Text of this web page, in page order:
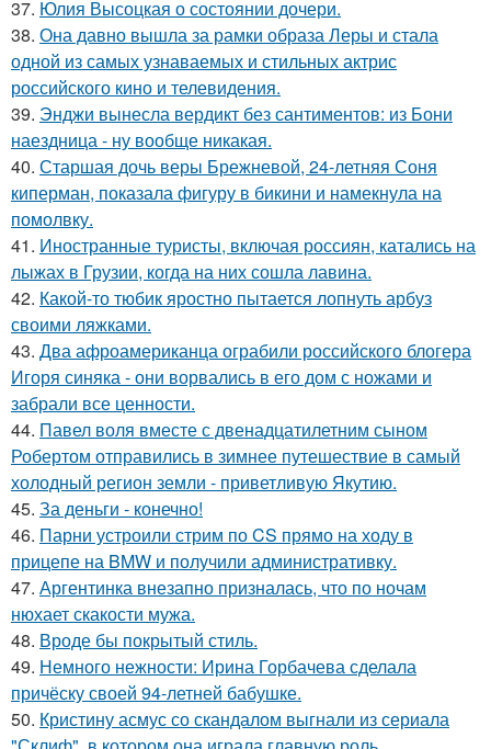
37. Юлия Высоцкая о состоянии дочери.
38. Она давно вышла за рамки образа Леры и стала
одной из самых узнаваемых и стильных актрис
российского кино и телевидения.
39. Энджи вынесла вердикт без сантиментов: из Бони
наездница - ну вообще никакая.
40. Старшая дочь веры Брежневой, 24-летняя Соня
киперман, показала фигуру в бикини и намекнула на
помолвку.
41. Иностранные туристы, включая россиян, катались на
лыжах в Грузии, когда на них сошла лавина.
42. Какой-то тюбик яростно пытается лопнуть арбуз
своими ляжками.
43. Два афроамериканца ограбили российского блогера
Игоря синяка - они ворвались в его дом с ножами и
забрали все ценности.
44. Павел воля вместе с двенадцатилетним сыном
Робертом отправились в зимнее путешествие в самый
холодный регион земли - приветливую Якутию.
45. За деньги - конечно!
46. Парни устроили стрим по CS прямо на ходу в
прицепе на BMW и получили административку.
47. Аргентинка внезапно призналась, что по ночам
нюхает скакости мужа.
48. Вроде бы покрытый стиль.
49. Немного нежности: Ирина Горбачева сделала
причёску своей 94-летней бабушке.
50. Кристину асмус со скандалом выгнали из сериала